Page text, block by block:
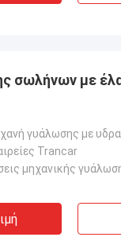
σωλήνων με
γυάλωσης με
Trancar
μηχανικής